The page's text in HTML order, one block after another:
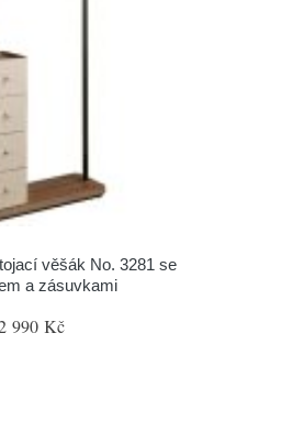
věšák No. 3281 se
a zásuvkami
990 Kč